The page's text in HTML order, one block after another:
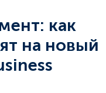
как
на новый